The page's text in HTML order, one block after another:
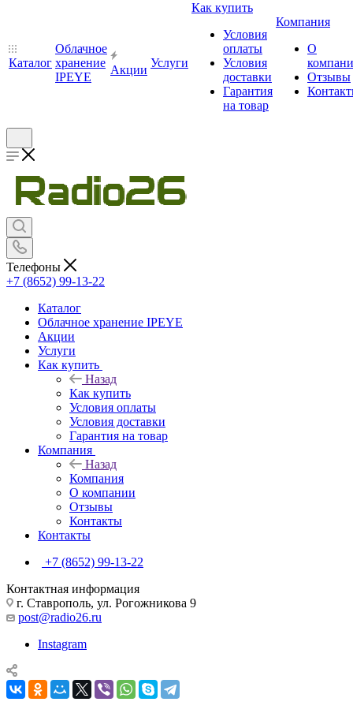
Каталог
Облачное
хранение
IPEYE
Акции
Услуги
Как купить
Условия
оплаты
Условия
доставки
Гарантия
на товар
Компания
О
Отзывы
Телефоны
+7 (8652) 99-13-22
Каталог
Облачное хранение IPEYE
Акции
Услуги
Как купить
Назад
Как купить
Условия оплаты
Условия доставки
Гарантия на товар
Компания
Назад
Компания
О компании
Отзывы
Контакты
Контакты
+7 (8652) 99-13-22
Контактная информация
г. Ставрополь, ул. Рогожникова 9
post@radio26.ru
Instagram